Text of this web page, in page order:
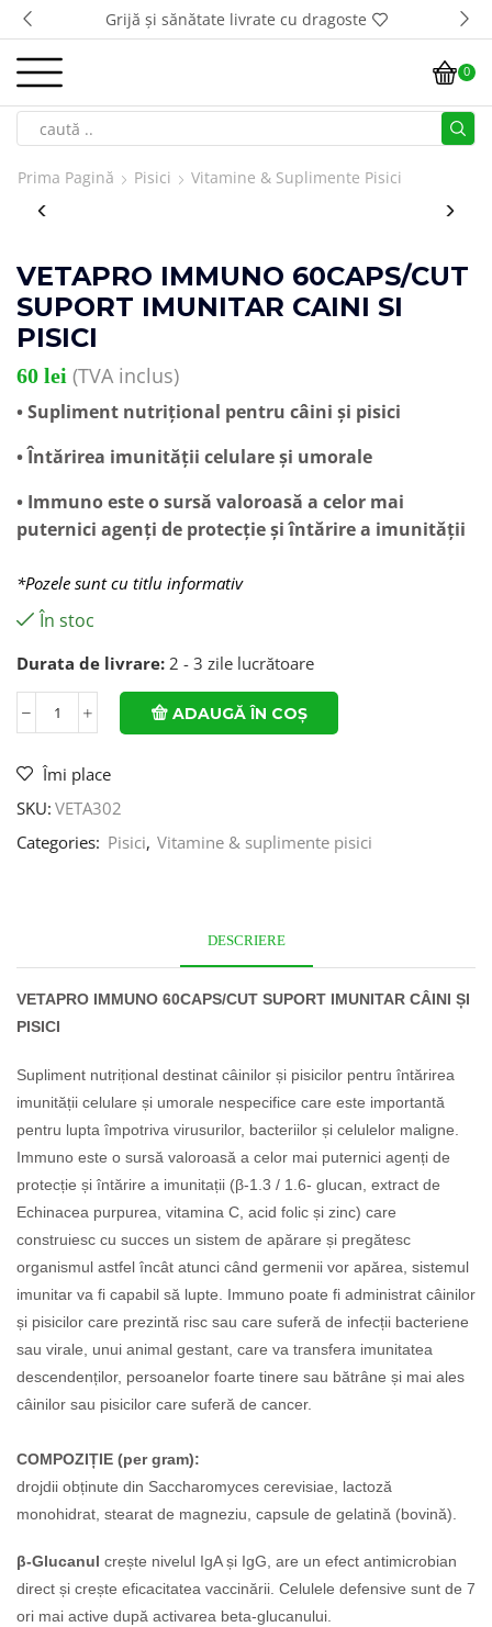
Transport GRATUIT la comenzi de peste 500 lei*
0
Prima Pagină Pisici Vitamine & Suplimente Pisici
VETAPRO IMMUNO 60CAPS/CUT
SUPORT IMUNITAR CAINI SI
PISICI
60 lei (TVA inclus)
• Supliment nutrițional pentru câini și pisici
• Întărirea imunității celulare și umorale
• Immuno este o sursă valoroasă a celor mai
puternici agenți de protecție și întărire a imunității
*Pozele sunt cu titlu informativ
În stoc
Durata de livrare: 2 - 3 zile lucrătoare
ADAUGĂ ÎN COȘ
Îmi place
SKU: VETA302
Categories: Pisici, Vitamine & suplimente pisici
DESCRIERE
VETAPRO IMMUNO 60CAPS/CUT SUPORT IMUNITAR CÂINI ȘI
PISICI
Supliment nutrițional destinat câinilor și pisicilor pentru întărirea
imunității celulare și umorale nespecifice care este importantă
pentru lupta împotriva virusurilor, bacteriilor și celulelor maligne.
Immuno este o sursă valoroasă a celor mai puternici agenți de
protecție și întărire a imunitații (β-1.3 / 1.6- glucan, extract de
Echinacea purpurea, vitamina C, acid folic și zinc) care
construiesc cu succes un sistem de apărare și pregătesc
organismul astfel încât atunci când germenii vor apărea, sistemul
imunitar va fi capabil să lupte. Immuno poate fi administrat câinilor
și pisicilor care prezintă risc sau care suferă de infecții bacteriene
sau virale, unui animal gestant, care va transfera imunitatea
descendenților, persoanelor foarte tinere sau bătrâne și mai ales
câinilor sau pisicilor care suferă de cancer.
COMPOZIȚIE (per gram):
drojdii obținute din Saccharomyces cerevisiae, lactoză
monohidrat, stearat de magneziu, capsule de gelatină (bovină)
β-Glucanul crește nivelul IgA și IgG, are un efect antimicrobian
direct și crește eficacitatea vaccinării. Celulele defensive sunt de 7
ori mai active după activarea beta-glucanului.